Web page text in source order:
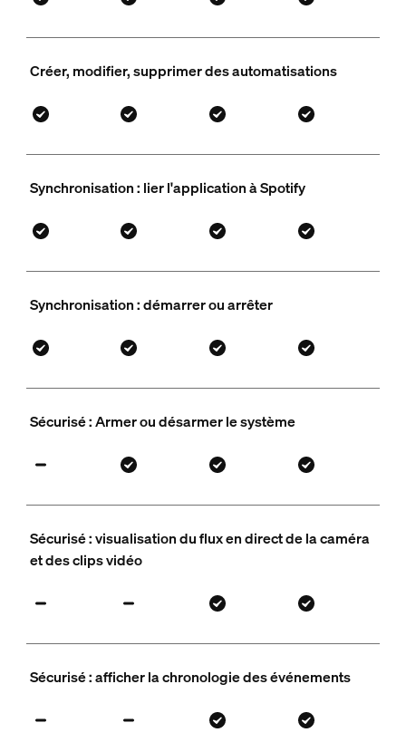
Créer, modifier, supprimer des automatisations
Synchronisation : lier l'application à Spotify
Synchronisation : démarrer ou arrêter
Sécurisé : Armer ou désarmer le système
Sécurisé : visualisation du flux en direct de la caméra
et des clips vidéo
Sécurisé : afficher la chronologie des événements